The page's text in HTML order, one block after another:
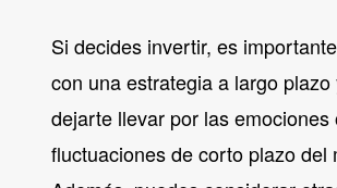
Si decides invertir, es
con una estrategia a largo plazo
dejarte llevar por las emociones
fluctuaciones de corto plazo del